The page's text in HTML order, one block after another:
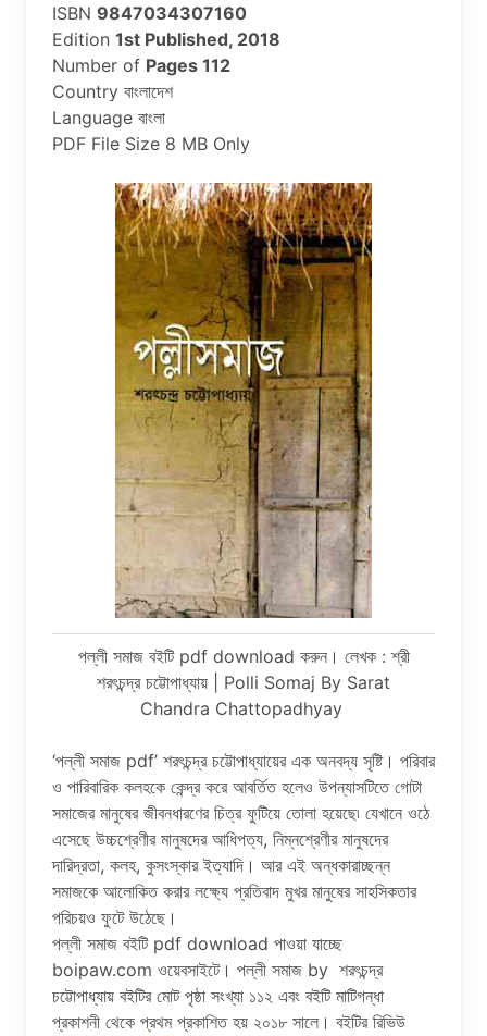
ISBN 9847034307160
Edition 1st Published, 2018
Number of Pages 112
Country বাংলাদেশ
Language বাংলা
PDF File Size 8 MB Only
পল্লী সমাজ বইটি pdf download করুন। লেখক : শ্রী
শরৎচন্দ্র চট্টোপাধ্যায় | Polli Somaj By Sarat
Chandra Chattopadhyay
‘পল্লী সমাজ pdf’ শরৎচন্দ্র চট্টোপাধ্যায়ের এক অনবদ্য সৃষ্টি। পরিবার
ও পারিবারিক কলহকে কেন্দ্র করে আবর্তিত হলেও উপন্যাসটিতে গোটা
সমাজের মানুষের জীবনধারণের চিত্র ফুটিয়ে তোলা হয়েছে৷ যেখানে ওঠে
এসেছে উচ্চশ্রেণীর মানুষদের আধিপত্য, নিম্নশ্রেণীর মানুষদের
দারিদ্রতা, কলহ, কুসংস্কার ইত্যাদি। আর এই অন্ধকারাচ্ছন্ন
সমাজকে আলোকিত করার লক্ষ্যে প্রতিবাদ মুখর মানুষের সাহসিকতার
পরিচয়ও ফুটে উঠেছে।
পল্লী সমাজ বইটি pdf download পাওয়া যাচ্ছে
boipaw.com ওয়েবসাইটে। পল্লী সমাজ by শরৎচন্দ্র
চট্টোপাধ্যায় বইটির মোট পৃষ্ঠা সংখ্যা ১১২ এবং বইটি মাটিগন্ধা
প্রকাশনী থেকে প্রথম প্রকাশিত হয় ২০১৮ সালে। বইটির রিভিউ